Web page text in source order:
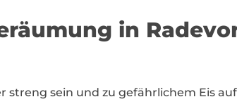
in
sein und zu gefährlichem Eis